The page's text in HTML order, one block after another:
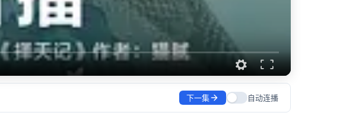
下一集 自动连播